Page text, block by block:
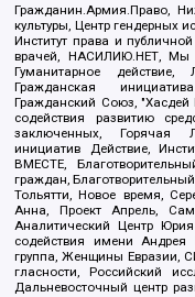
Гражданин.Армия.Право,
культуры, Центр гендерных
Институт права и
врачей, НАСИЛИЮ.НЕТ, Мы
Гуманитарное действие,
Гражданская
Гражданский Союз,
содействия развитию
заключенных, Горячая
инициатив Действие,
ВМЕСТЕ,
граждан,
Тольятти, Новое время,
Анна, Проект Апрель,
Аналитический Центр
содействия имени Андрея
группа, Женщины Евразии,
гласности, Российский
Дальневосточный центр